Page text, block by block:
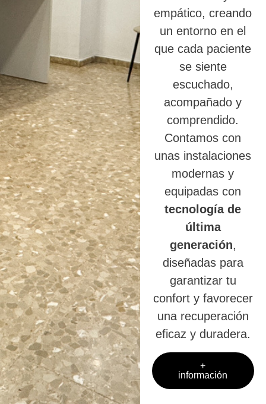
empático, creando
un entorno en el
que cada paciente
se siente
escuchado,
acompañado y
comprendido.
Contamos con
unas instalaciones
modernas y
equipadas con
tecnología de
última
generación,
diseñadas para
garantizar tu
confort y favorecer
una recuperación
eficaz y duradera.
+
información